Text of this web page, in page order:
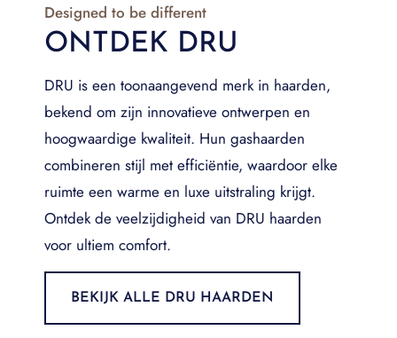
Designed to be different
ONTDEK DRU
DRU is een toonaangevend merk in haarden,
bekend om zijn innovatieve ontwerpen en
hoogwaardige kwaliteit. Hun gashaarden
combineren stijl met efficiëntie, waardoor elke
ruimte een warme en luxe uitstraling krijgt.
Ontdek de veelzijdigheid van DRU haarden
voor ultiem comfort.
BEKIJK ALLE DRU HAARDEN